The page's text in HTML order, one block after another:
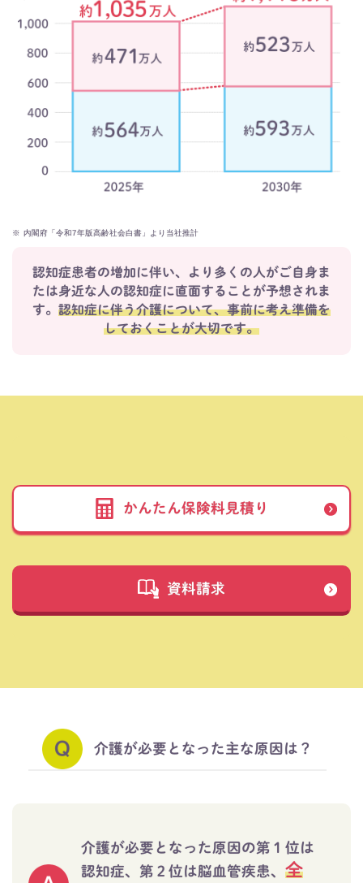
※ 内閣府「令和7年版高齢社会白書」より当社推計
認知症患者の増加に伴い、より多くの人がご自身ま
たは身近な人の認知症に直面することが予想されま
す。 認知症に伴う介護について、事前に考え準備を
しておくことが大切です。
かんたん保険料見積り
資料請求
介護が必要となった主な原因は？
介護が必要となった原因の第１位は
認知症、 第２位は脳血管疾患、全